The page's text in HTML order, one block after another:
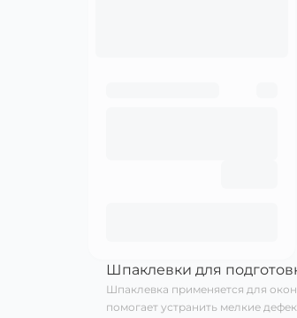
Шпаклевки для
Шпаклевка применяется для
помогает устранить мелкие